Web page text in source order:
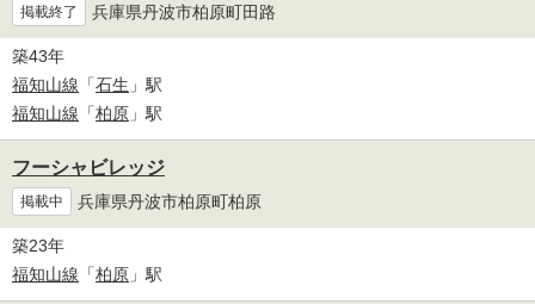
掲載終了 兵庫県丹波市柏原町田路
築43年
福知山線 「石生 」駅
福知山線 「柏原 」駅
フーシャビレッジ
掲載中 兵庫県丹波市柏原町柏原
築23年
福知山線 「柏原 」駅